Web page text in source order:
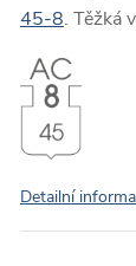
45-8. Těžká
Detailní